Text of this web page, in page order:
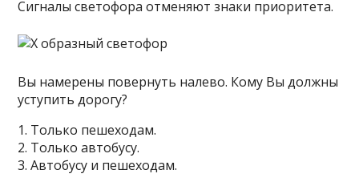
Сигналы светофора отменяют знаки приоритета.
Вы намерены повернуть налево. Кому Вы должны
уступить дорогу?
1. Только пешеходам.
2. Только автобусу.
3. Автобусу и пешеходам.